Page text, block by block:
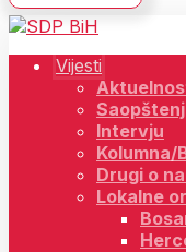
Vijesti
Intervju
Kolumna/
Drugi o
Lokalne